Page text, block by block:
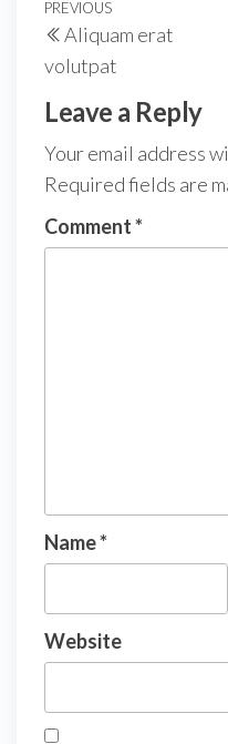
PREVIOUS
Aliquam erat
volutpat
Leave a Reply
Your email address
Required fields are
Comment*
Name*
Website